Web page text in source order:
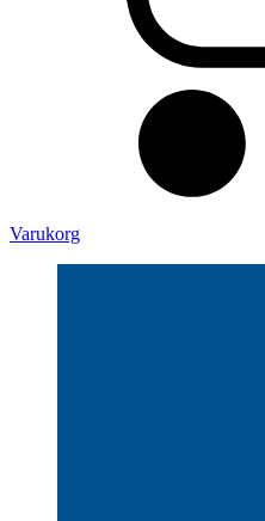
Varukorg